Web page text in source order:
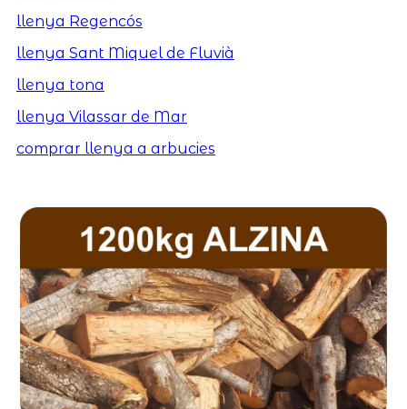
llenya Regencós
llenya Sant Miquel de Fluvià
llenya tona
llenya Vilassar de Mar
comprar llenya a arbucies